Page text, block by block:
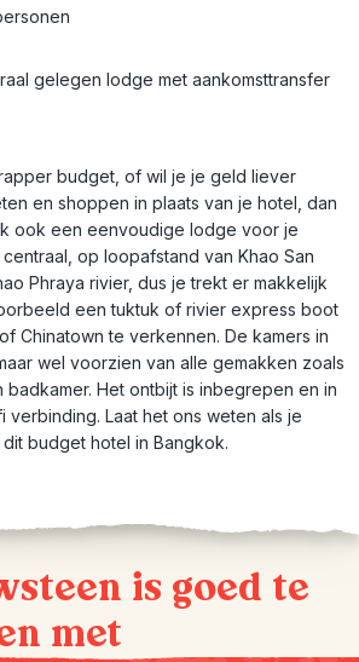
gelegen lodge met aankomsttransfer
budget, of wil je je geld liever
en shoppen in plaats van je hotel, dan
ook een eenvoudige lodge voor je
op loopafstand van Khao San
Phraya rivier, dus je trekt er makkelijk
een tuktuk of rivier express boot
Chinatown te verkennen. De kamers in
wel voorzien van alle gemakken zoals
Het ontbijt is inbegrepen en in
Laat het ons weten als je
budget hotel in Bangkok.
is goed te
met